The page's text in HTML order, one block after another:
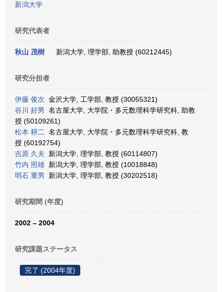
新潟大学
研究代表者
秋山 茂樹 新潟大学, 理学部, 助教授 (60212445)
研究分担者
伊藤 俊次 金沢大学, 工学部, 教授 (30055321)
谷川 好男
名古屋大学, 大学院・多元数理科学研究科, 助教
授 (50109261)
松本 耕二
名古屋大学, 大学院・多元数理科学研究科, 教
授 (60192754)
吉原 久夫 新潟大学, 理学部, 教授 (60114807)
竹内 照雄 新潟大学, 理学部, 教授 (10018848)
明石 重男
新潟大学, 理学部, 教授 (30202518)
研究期間 (年度)
2002 – 2004
研究課題ステータス
完了 (2004年度)